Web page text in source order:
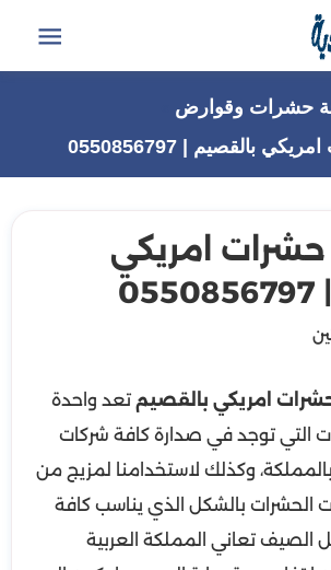
حشرات وقوارض
| 0550856797
امريكي
امريكي بالقصيم تعد واحدة
التي توجد في صدارة كافة شركات
وكذلك لاستخدامنا لمزيج من
الحشرات بالشكل الذي يناسب كافة
الصيف تعاني المملكة العربية